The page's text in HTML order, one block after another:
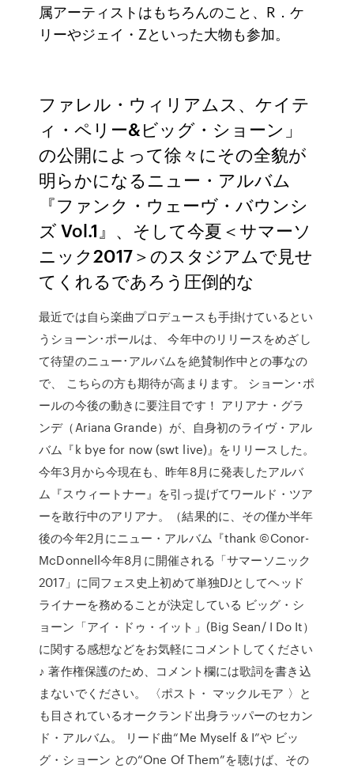
属アーティストはもちろんのこと、R．ケ
リーやジェイ・Zといった大物も参加。
ファレル・ウィリアムス、ケイテ
ィ・ペリー&ビッグ・ショーン」
の公開によって徐々にその全貌が
明らかになるニュー・アルバム
『ファンク・ウェーヴ・バウンシ
ズ Vol.1』、そして今夏＜サマーソ
ニック2017＞のスタジアムで見せ
てくれるであろう圧倒的な
最近では自ら楽曲プロデュースも手掛けているとい
うショーン･ポールは、 今年中のリリースをめざし
て待望のニュー･アルバムを絶賛制作中との事なの
で、 こちらの方も期待が高まります。 ショーン･ポ
ールの今後の動きに要注目です！ アリアナ・グラ
ンデ（Ariana Grande）が、自身初のライヴ・アル
バム『k bye for now (swt live)』をリリースした。
今年3月から今現在も、昨年8月に発表したアルバ
ム『スウィートナー』を引っ提げてワールド・ツア
ーを敢行中のアリアナ。（結果的に、その僅か半年
後の今年2月にニュー・アルバム『thank ©Conor-
McDonnell今年8月に開催される「サマーソニック
2017」に同フェス史上初めて単独DJとしてヘッド
ライナーを務めることが決定している ビッグ・シ
ョーン「アイ・ドゥ・イット」(Big Sean/ I Do It）
に関する感想などをお気軽にコメントしてください
♪ 著作権保護のため、コメント欄には歌詞を書き込
まないでください。 〈ポスト・ マックルモア 〉と
も目されているオークランド出身ラッパーのセカン
ド・アルバム。 リード曲“Me Myself & I”や ビッ
グ・ショーン との“One Of Them”を聴けば、その